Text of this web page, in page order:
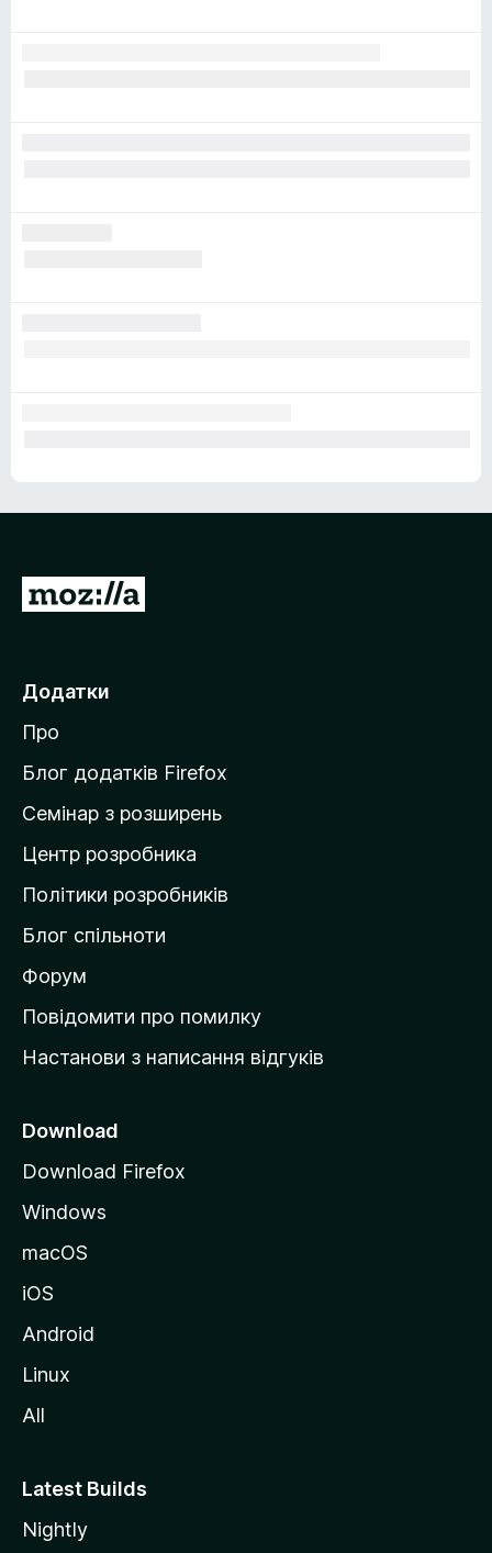
П
е
й
т
и
а
д
о
і
в
к
M
z
l
l
Додатки
Про
Блог додатків Firefox
Семінар з розширень
Центр розробника
Політики розробників
Блог спільноти
Форум
Повідомити про помилку
Настанови з написання відгуків
Download
Download Firefox
Windows
macOS
iOS
Android
Linux
All
Latest Builds
Nightly